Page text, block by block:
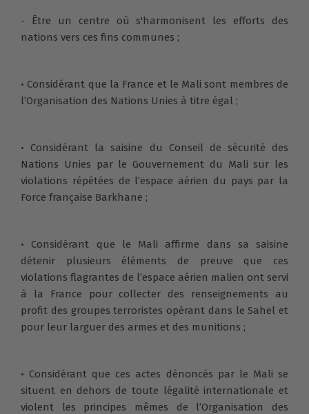
- Être un centre où s'harmonisent les efforts des
nations vers ces fins communes ;
• Considérant que la France et le Mali sont membres de
l’Organisation des Nations Unies à titre égal ;
• Considérant la saisine du Conseil de sécurité des
Nations Unies par le Gouvernement du Mali sur les
violations répétées de l’espace aérien du pays par la
Force française Barkhane ;
• Considérant que le Mali affirme dans sa saisine
détenir plusieurs éléments de preuve que ces
violations flagrantes de l’espace aérien malien ont servi
à la France pour collecter des renseignements au
profit des groupes terroristes opérant dans le Sahel et
pour leur larguer des armes et des munitions ;
• Considérant que ces actes dénoncés par le Mali se
situent en dehors de toute légalité internationale et
violent les principes mêmes de l’Organisation des